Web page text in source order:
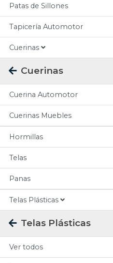
Patas de Sillones
Tapicería Automotor
Cuerinas
Cuerinas
Cuerina Automotor
Cuerinas Muebles
Hormillas
Telas
Panas
Telas Plásticas
Telas Plásticas
Ver todos